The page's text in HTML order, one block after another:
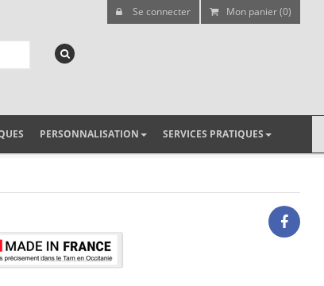
Se connecter Mon panier (0)
PERSONNALISATION SERVICES PRATIQUES